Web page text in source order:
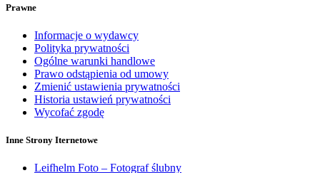
Prawne
Informacje o wydawcy
Polityka prywatności
Ogólne warunki handlowe
Prawo odstąpienia od umowy
Zmienić ustawienia prywatności
Historia ustawień prywatności
Wycofać zgodę
Inne Strony Iternetowe
Leifhelm Foto – Fotograf ślubny